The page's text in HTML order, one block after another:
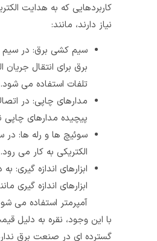
کاربردهایی که به هدایت الکتریکی با
نیاز دارند، مانند:
سیم‌ کشی برق: در سیم‌ ها و
برق برای انتقال جریان الکتریکی
تلفات استفاده می‌ شود.
مدارهای چاپی: در اتصالات ظریف
پیچیده مدارهای چاپی نقش
سوئیچ‌ ها و رله‌ ها: در ساخت
الکتریکی به کار می‌ رود.
ابزارهای اندازه‌ گیری: به دلیل دقت
ابزارهای اندازه‌ گیری مانند ولت‌
آمپرمتر استفاده می‌ شود.
با این وجود، نقره به دلیل قیمت بالا،
گسترده‌ ای در صنعت برق ندارد. اغلب